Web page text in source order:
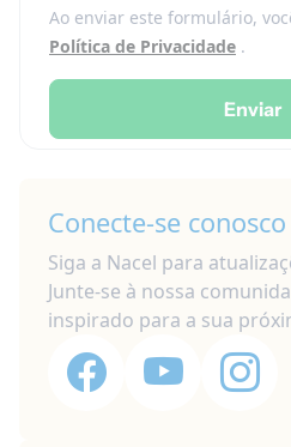
Ao enviar este formulário,
Política de Privacidade .
Enviar
Conecte-se conosco
Siga a Nacel para
Junte-se à nossa
inspirado para a sua